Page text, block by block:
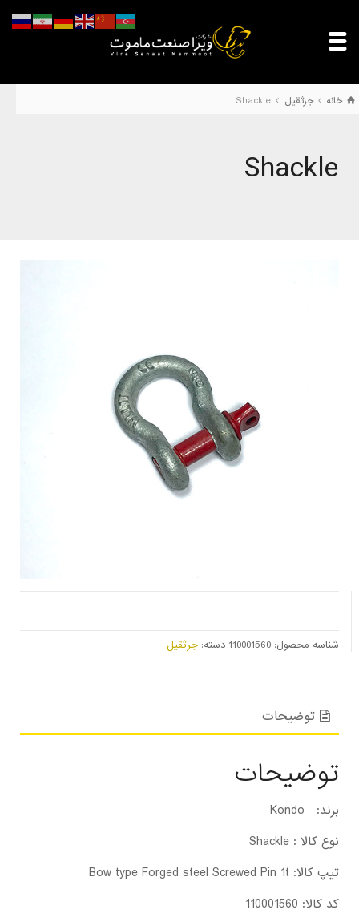
خانه جرثقیل Shackle
Shackle
شناسه محصول: 110001560 دسته: جرثقیل
توضیحات
توضیحات
برند: Kondo
نوع کالا : Shackle
تیپ کالا: Bow type Forged steel Screwed Pin 1t
کد کالا: 110001560